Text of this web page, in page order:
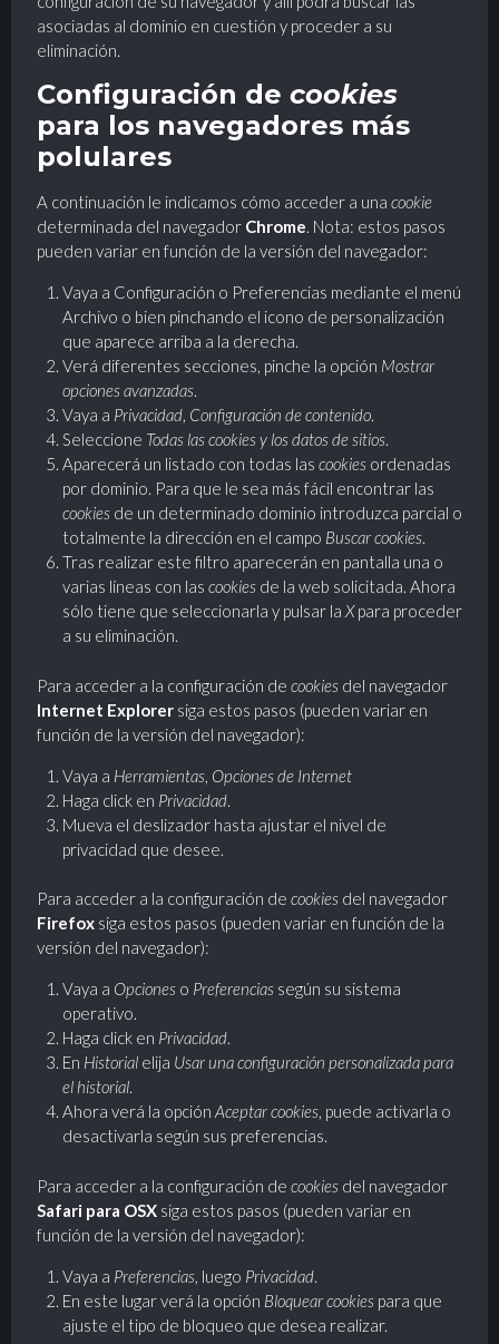
asociadas al dominio en cuestión y proceder a su
eliminación.
Configuración de cookies
para los navegadores más
polulares
A continuación le indicamos cómo acceder a una cookie
determinada del navegador Chrome. Nota: estos pasos
pueden variar en función de la versión del navegador:
Vaya a Configuración o Preferencias mediante el menú
Archivo o bien pinchando el icono de personalización
que aparece arriba a la derecha.
Verá diferentes secciones, pinche la opción Mostrar
opciones avanzadas.
Vaya a Privacidad, Configuración de contenido.
Seleccione Todas las cookies y los datos de sitios.
Aparecerá un listado con todas las cookiesordenadas
por dominio. Para que le sea más fácil encontrar las
cookiesde un determinado dominio introduzca parcial o
totalmente la dirección en el campo Buscar cookies.
Tras realizar este filtro aparecerán en pantalla una o
varias líneas con las cookiesde la web solicitada. Ahora
sólo tiene que seleccionarla y pulsar la Xpara proceder
a su eliminación.
Para acceder a la configuración de cookies del navegador
Internet Explorer siga estos pasos (pueden variar en
función de la versión del navegador):
Vaya a Herramientas, Opciones de Internet
Haga click en Privacidad.
Mueva el deslizador hasta ajustar el nivel de
privacidad que desee.
Para acceder a la configuración de cookies del navegador
Firefox siga estos pasos (pueden variar en función de la
versión del navegador):
Vaya a Opcioneso Preferenciassegún su sistema
operativo.
Haga click en Privacidad.
En Historialelija Usar una configuración personalizada para
el historial.
Ahora verá la opción Aceptar cookies, puede activarla o
desactivarla según sus preferencias.
Para acceder a la configuración de cookies del navegador
Safari para OSX siga estos pasos (pueden variar en
función de la versión del navegador):
Vaya a Preferencias, luego Privacidad.
En este lugar verá la opción Bloquear cookiespara que
ajuste el tipo de bloqueo que desea realizar.